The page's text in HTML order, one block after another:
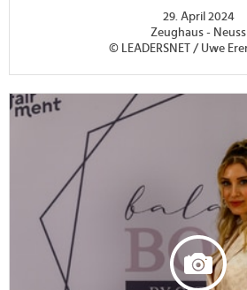
29. April 2024
Zeughaus - Neuss
© LEADERSNET / Uwe